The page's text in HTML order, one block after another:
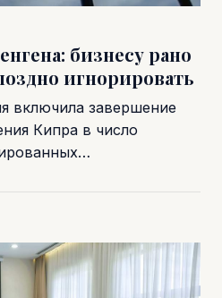
бизнесу рано
игнорировать
включила завершение
Кипра в число